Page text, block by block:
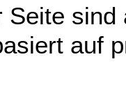
Seite
auf